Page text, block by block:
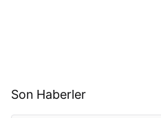
Son Haberler